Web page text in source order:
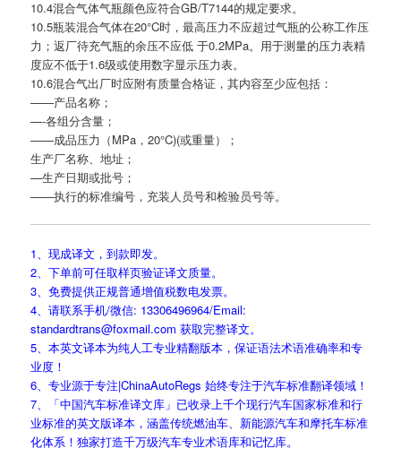
10.4混合气体气瓶颜色应符合GB/T7144的规定要求。
10.5瓶装混合气体在20°C时，最高压力不应超过气瓶的公称工作压
力；返厂待充气瓶的余压不应低 于0.2MPa。用于测量的压力表精
度应不低于1.6级或使用数字显示压力表。
10.6混合气出厂时应附有质量合格证，其内容至少应包括：
——产品名称；
—-各组分含量；
——成品压力（MPa，20°C)(或重量）；
生产厂名称、地址；
—生产日期或批号；
——执行的标准编号，充装人员号和检验员号等。
1、现成译文，到款即发。
2、下单前可任取样页验证译文质量。
3、免费提供正规普通增值税数电发票。
4、请联系手机/微信: 13306496964/Email:
standardtrans@foxmail.com 获取完整译文。
5、本英文译本为纯人工专业精翻版本，保证语法术语准确率和专
业度！
6、专业源于专注|ChinaAutoRegs 始终专注于汽车标准翻译领域！
7、「中国汽车标准译文库」已收录上千个现行汽车国家标准和行
业标准的英文版译本，涵盖传统燃油车、新能源汽车和摩托车标准
化体系！独家打造千万级汽车专业术语库和记忆库。